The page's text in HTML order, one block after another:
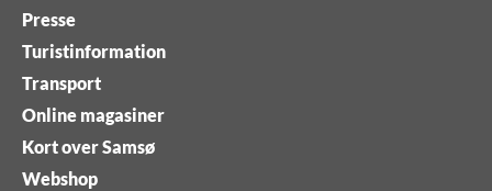
Presse
Turistinformation
Transport
Online magasiner
Kort over Samsø
Webshop